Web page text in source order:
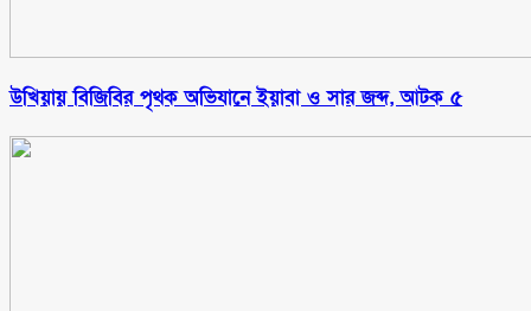
উখিয়ায় বিজিবির পৃথক অভিযানে ইয়াবা ও সার জব্দ, আটক ৫